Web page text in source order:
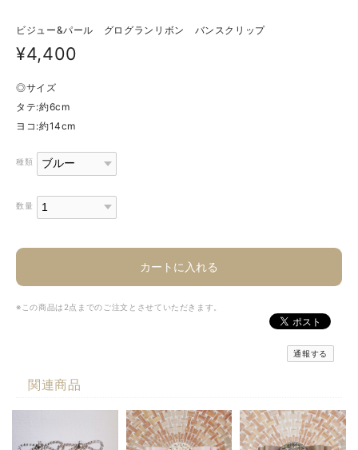
ビジュー&パール グログランリボン バンスクリップ
¥4,400
◎サイズ
タテ:約6cm
ヨコ:約14cm
種類
数量
カートに入れる
※この商品は2点までのご注文とさせていただきます。
通報する
関連商品